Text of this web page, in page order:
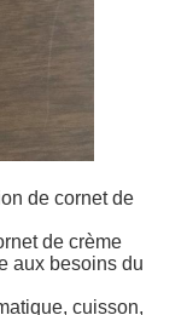
de cornet de
de crème
aux besoins du
cuisson,